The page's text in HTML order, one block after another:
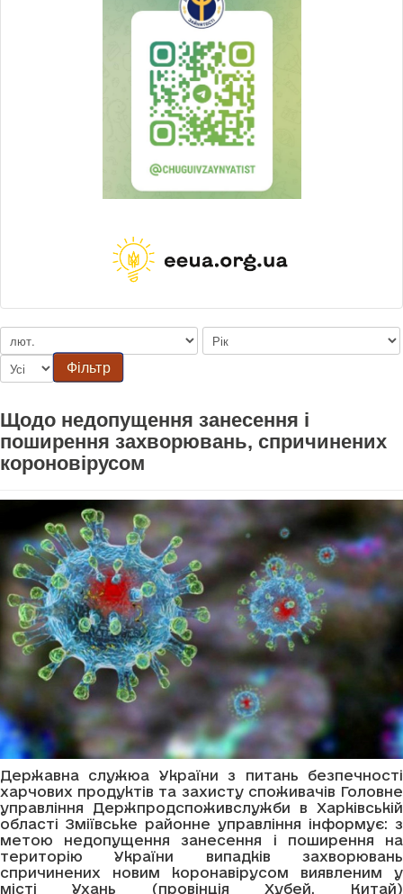
Фільтр
Щодо недопущення занесення і
поширення захворювань, спричинених
короновірусом
Державна служюа України з питань безпечності
харчових продуктів та захисту споживачів Головне
управління Держпродспоживслужби в Харківській
області Зміївське районне управління інформує: з
метою недопущення занесення і поширення на
територію України випадків захворювань
спричинених новим коронавірусом виявленим у
місті Ухань (провінція Хубей, Китай)